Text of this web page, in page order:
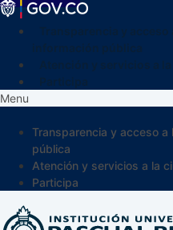
Menu
Transparencia y acceso a
pública
Atención y servicios a la
Participa